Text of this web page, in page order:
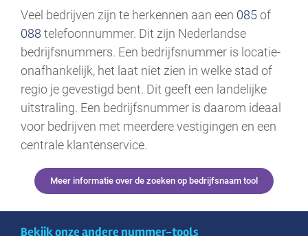
Veel bedrijven zijn te herkennen aan een 085of
088 telefoonnummer. Dit zijn Nederlandse
bedrijfsnummers. Een bedrijfsnummer is locatie-
onafhankelijk, het laat niet zien in welke stad of
regio je gevestigd bent. Dit geeft een landelijke
uitstraling. Een bedrijfsnummer is daarom ideaal
voor bedrijven met meerdere vestigingen en een
centrale klantenservice.
Meer informatie over de zoeken op bedrijfsnaam tool
Bekijk onze andere nummer-tools